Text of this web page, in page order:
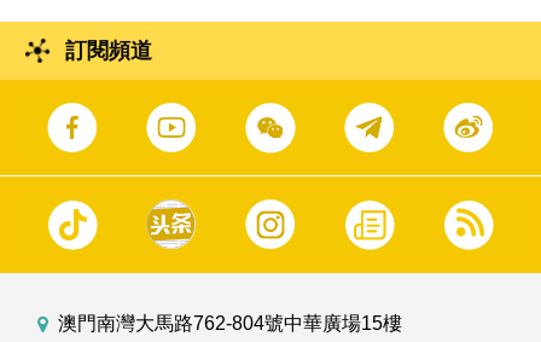
訂閱頻道
澳門南灣大馬路762-804號中華廣場15樓